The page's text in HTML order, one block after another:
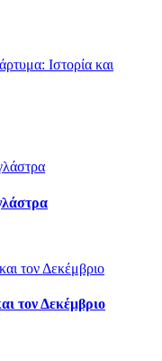
Ιστορία και
τον Δεκέμβριο